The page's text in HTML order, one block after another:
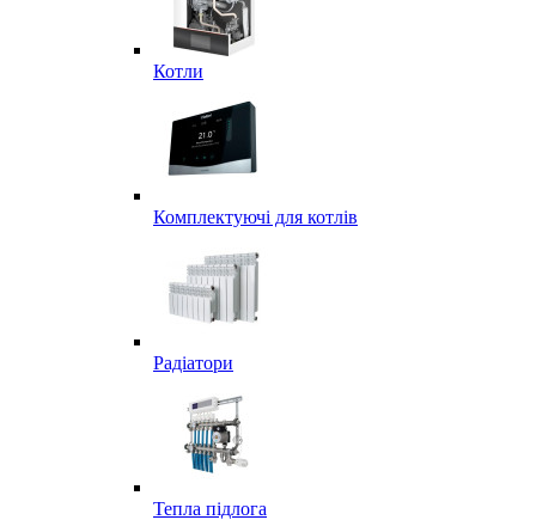
Котли
Комплектуючі для котлів
Радіатори
Тепла підлога